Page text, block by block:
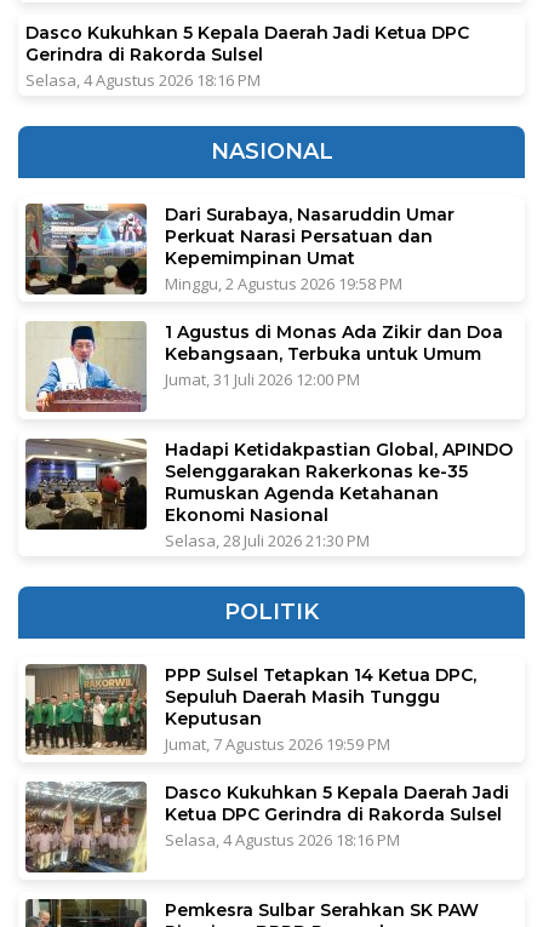
Dasco Kukuhkan 5 Kepala Daerah Jadi Ketua DPC
Gerindra di Rakorda Sulsel
Selasa, 4 Agustus 2026 18:16 PM
NASIONAL
Dari Surabaya, Nasaruddin Umar
Perkuat Narasi Persatuan dan
Kepemimpinan Umat
Minggu, 2 Agustus 2026 19:58 PM
1 Agustus di Monas Ada Zikir dan Doa
Kebangsaan, Terbuka untuk Umum
Jumat, 31 Juli 2026 12:00 PM
Hadapi Ketidakpastian Global, APINDO
Selenggarakan Rakerkonas ke-35
Rumuskan Agenda Ketahanan
Ekonomi Nasional
Selasa, 28 Juli 2026 21:30 PM
POLITIK
PPP Sulsel Tetapkan 14 Ketua DPC,
Sepuluh Daerah Masih Tunggu
Keputusan
Jumat, 7 Agustus 2026 19:59 PM
Dasco Kukuhkan 5 Kepala Daerah Jadi
Ketua DPC Gerindra di Rakorda Sulsel
Selasa, 4 Agustus 2026 18:16 PM
Pemkesra Sulbar Serahkan SK PAW